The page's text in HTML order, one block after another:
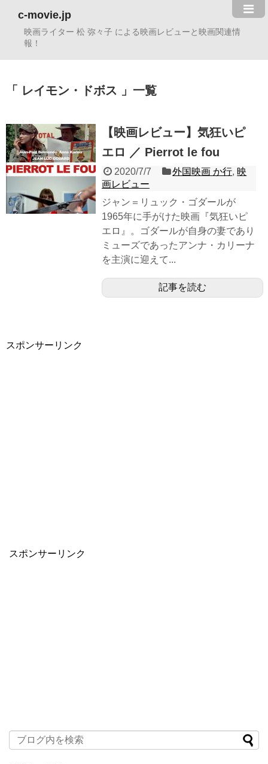
c-movie.jp
映画ライター 松 弥々子 による映画レビューと映画関連情
報！
レイモン・ドボス 一覧
【映画レビュー】気狂いピ
エロ ／ Pierrot le fou
2020/7/7 外国映画 か行, 映
画レビュー
ジャン＝リュック・ゴダールが
1965年に手がけた映画『気狂いピ
エロ』。ゴダールが自身の妻であり
ミューズであったアンナ・カリーナ
を主演に迎えて...
記事を読む
スポンサーリンク
スポンサーリンク